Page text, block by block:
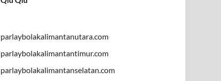
parlaybolakalimantanutara.com
parlaybolakalimantantimur.com
parlaybolakalimantanselatan.com